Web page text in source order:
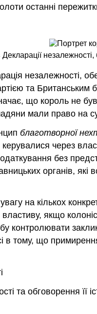
останні
незалежності,
та
що король не
мали право на
благотворної
через
без
органів,
на кількох
якщо
контролювати
тому, що
та обговорення її